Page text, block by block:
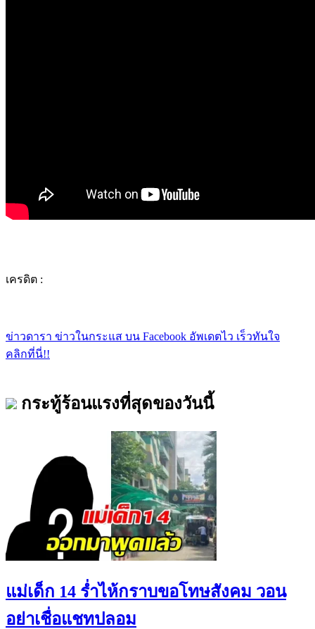
เครดิต :
ข่าวดารา ข่าวในกระแส บน Facebook อัพเดตไว เร็วทันใจ
คลิกที่นี่!!
กระทู้ร้อนแรงที่สุดของวันนี้
แม่เด็ก 14 ร่ำไห้กราบขอโทษสังคม วอน
อย่าเชื่อแชทปลอม